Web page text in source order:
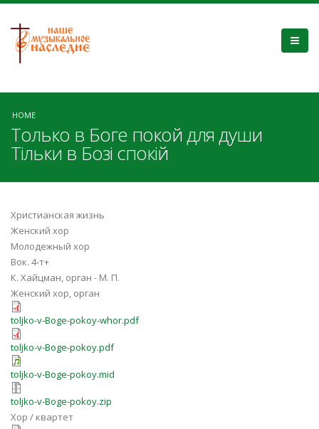
HOME
Только в Боге покой для души
Тільки в Бозі спокій
Христианская жизнь
Женский хор
Молодежный хор
Вок. 4-т+
К. Хайцман, орган - М. П.
Женский хор, орган
toljko-v-Boge-pokoy-whor.pdf
toljko-v-Boge-pokoy.pdf
toljko-v-Boge-pokoy.mid
toljko-v-Boge-pokoy.zip
Хор / квартет